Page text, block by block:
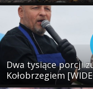
Dwa tysiące porcji
Kołobrzegiem